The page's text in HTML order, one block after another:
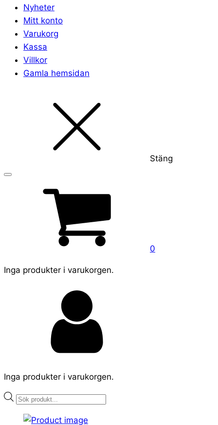
Nyheter
Mitt konto
Varukorg
Kassa
Villkor
Gamla hemsidan
Stäng
0
Inga produkter i varukorgen.
Inga produkter i varukorgen.
Products